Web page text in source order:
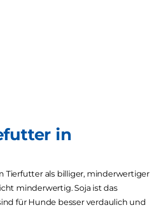
in
Tierfutter als billiger, minderwertiger
minderwertig. Soja ist das
für Hunde besser verdaulich und